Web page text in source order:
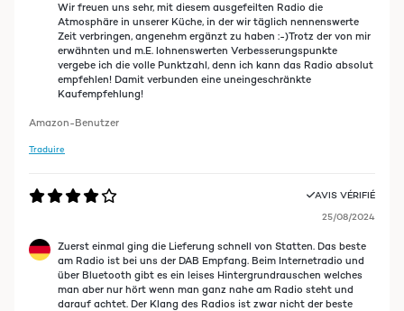
Wir freuen uns sehr, mit diesem ausgefeilten Radio die
Atmosphäre in unserer Küche, in der wir täglich nennenswerte
Zeit verbringen, angenehm ergänzt zu haben :-)Trotz der von mir
erwähnten und m.E. lohnenswerten Verbesserungspunkte
vergebe ich die volle Punktzahl, denn ich kann das Radio absolut
empfehlen! Damit verbunden eine uneingeschränkte
Kaufempfehlung!
Amazon-Benutzer
Traduire
AVIS VÉRIFIÉ
25/08/2024
Zuerst einmal ging die Lieferung schnell von Statten. Das beste
am Radio ist bei uns der DAB Empfang. Beim Internetradio und
über Bluetooth gibt es ein leises Hintergrundrauschen welches
man aber nur hört wenn man ganz nahe am Radio steht und
darauf achtet. Der Klang des Radios ist zwar nicht der beste